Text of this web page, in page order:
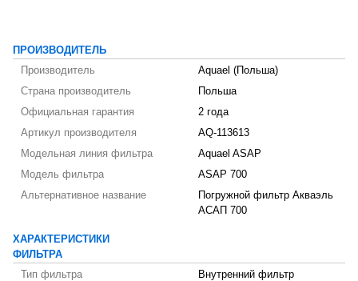
ПРОИЗВОДИТЕЛЬ
Производитель
Aquael (Польша)
Страна производитель
Польша
Официальная гарантия
2 года
Артикул производителя
AQ-113613
Модельная линия фильтра
Aquael ASAP
Модель фильтра
ASAP 700
Альтернативное название
Погружной фильтр Акваэль
АСАП 700
ХАРАКТЕРИСТИКИ
ФИЛЬТРА
Тип фильтра
Внутренний фильтр